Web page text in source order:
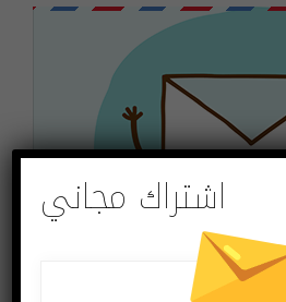
اشتراك مجاني